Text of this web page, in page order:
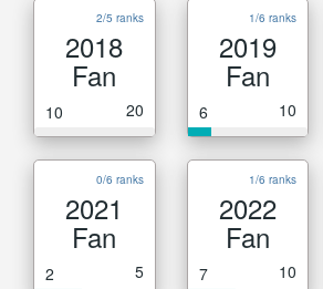
2/5 ranks
2018
Fan
10 20
1/6 ranks
2019
Fan
6 10
0/6 ranks
2021
Fan
2 5
1/6 ranks
2022
Fan
7 10